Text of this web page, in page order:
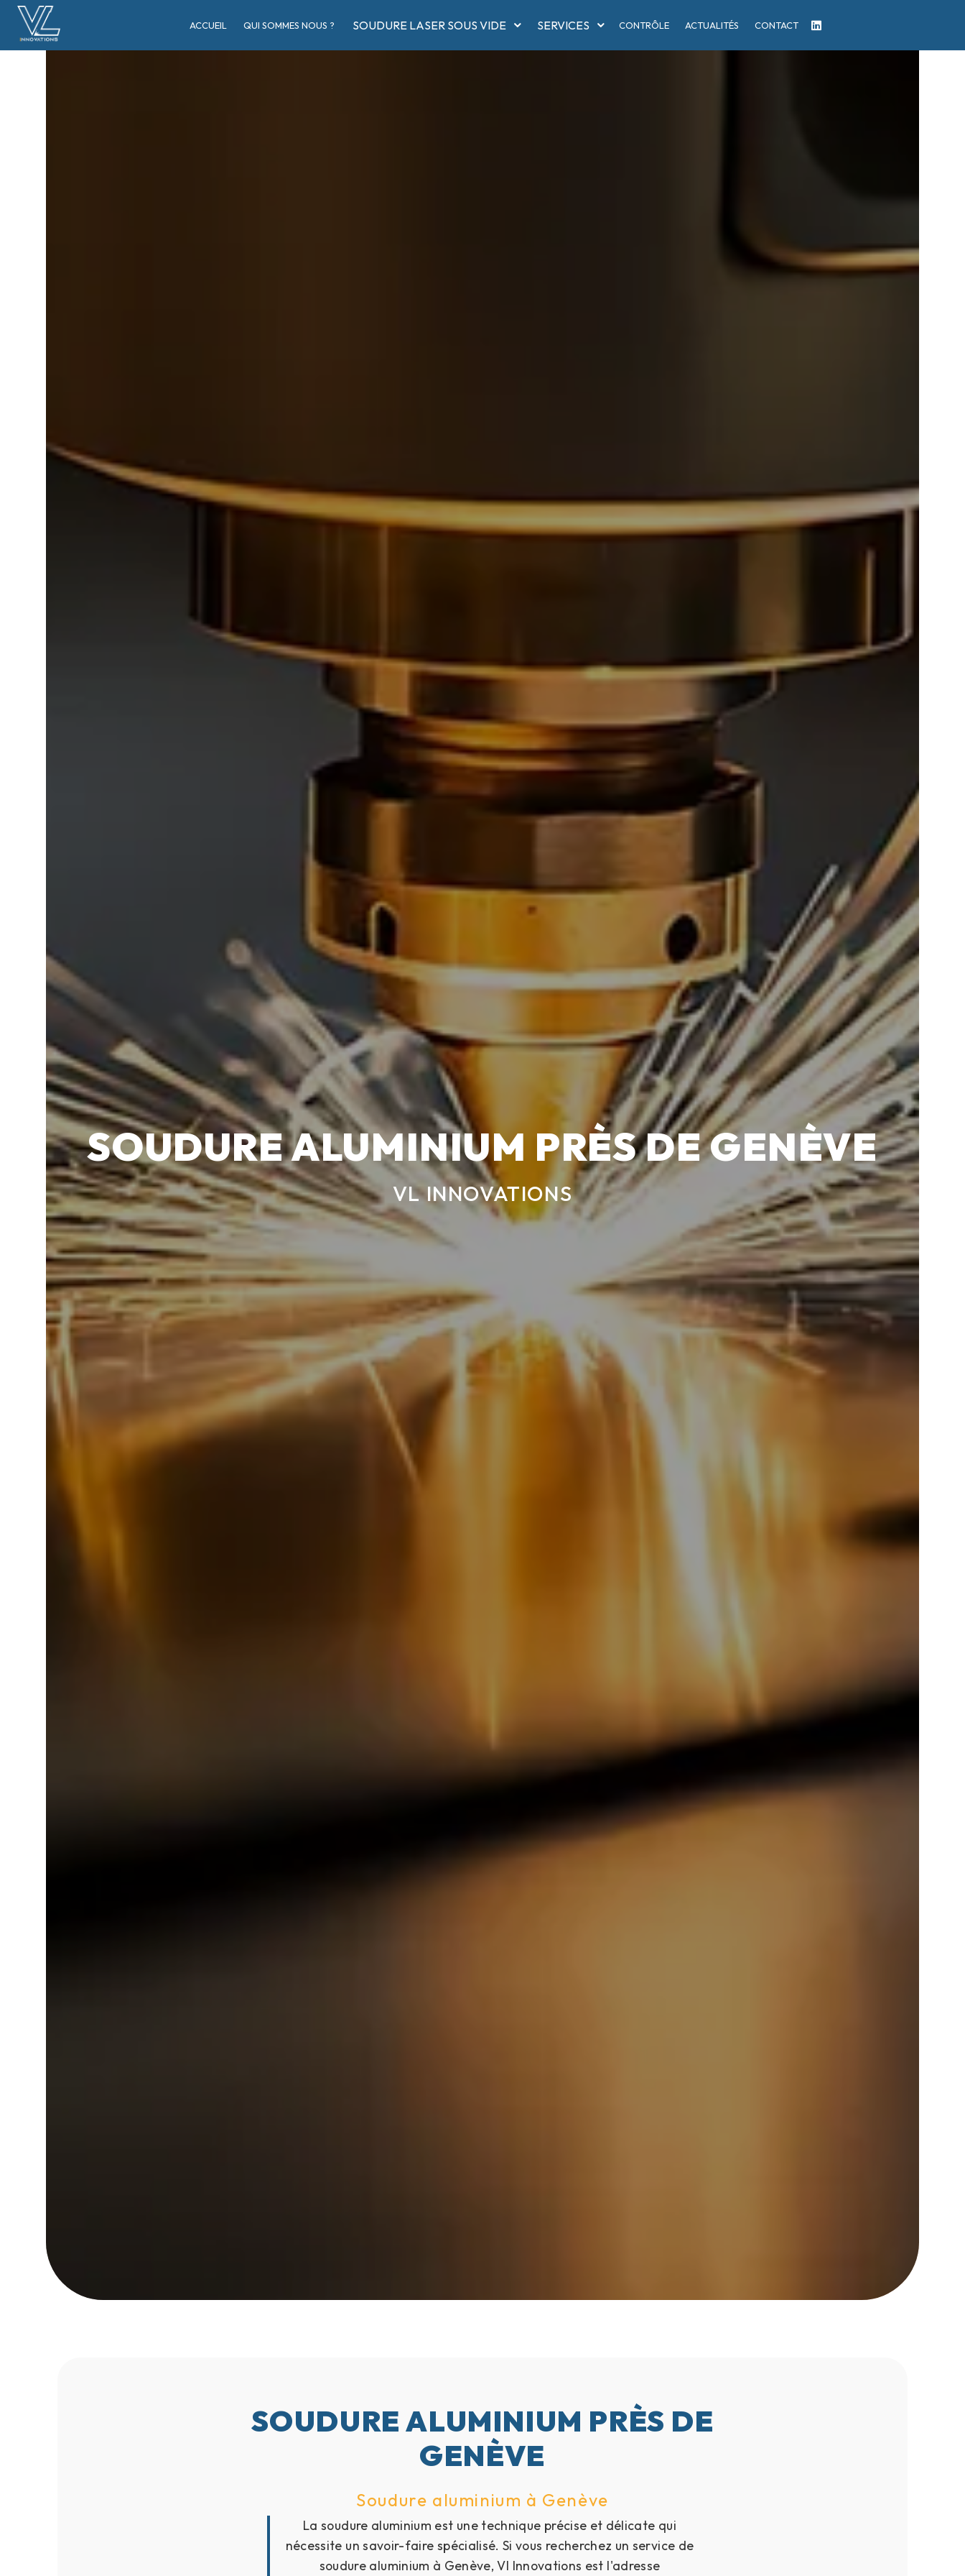
ACCUEIL QUI SOMMES NOUS ? SOUDURE LASER SOUS VIDE SERVICES CONTRÔLE ACTUALITÉS CONTACT
SOUDURE ALUMINIUM PRÈS DE GENÈVE
VL INNOVATIONS
SOUDURE ALUMINIUM PRÈS DE
GENÈVE
Soudure aluminium à Genève
La soudure aluminium est une technique précise et délicate qui
nécessite un savoir-faire spécialisé. Si vous recherchez un service de
soudure aluminium à Genève, Vl Innovations est l'adresse
Panneau de gestion des cookies